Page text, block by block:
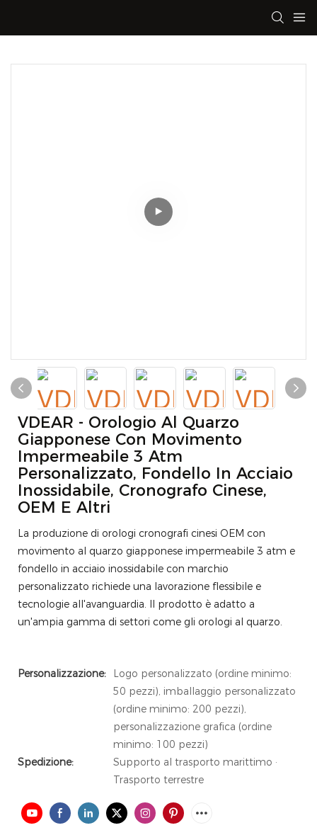
VDEAR - Orologio Al Quarzo
Giapponese Con Movimento
Impermeabile 3 Atm
Personalizzato, Fondello In Acciaio
Inossidabile, Cronografo Cinese,
OEM E Altri
La produzione di orologi cronografi cinesi OEM con
movimento al quarzo giapponese impermeabile 3 atm e
fondello in acciaio inossidabile con marchio
personalizzato richiede una lavorazione flessibile e
tecnologie all'avanguardia. Il prodotto è adatto a
un'ampia gamma di settori come gli orologi al quarzo.
Personalizzazione:
Logo personalizzato (ordine minimo:
50 pezzi), imballaggio personalizzato
(ordine minimo: 200 pezzi),
personalizzazione grafica (ordine
minimo: 100 pezzi)
Spedizione:
Supporto al trasporto marittimo ·
Trasporto terrestre